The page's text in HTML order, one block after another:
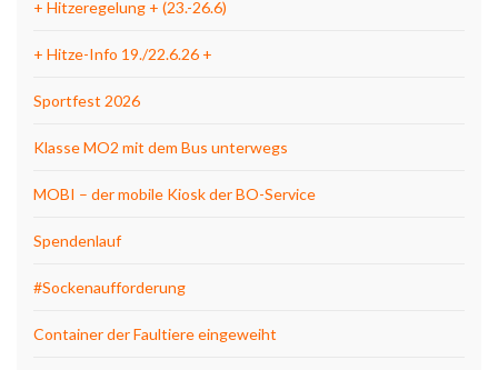
+ Hitzeregelung + (23.-26.6)
+ Hitze-Info 19./22.6.26 +
Sportfest 2026
Klasse MO2 mit dem Bus unterwegs
MOBI – der mobile Kiosk der BO-Service
Spendenlauf
#Sockenaufforderung
Container der Faultiere eingeweiht